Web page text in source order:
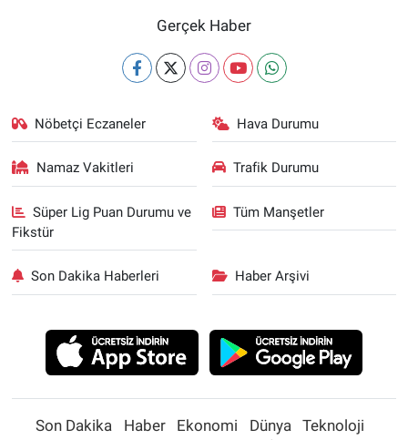
Gerçek Haber
Nöbetçi Eczaneler Hava Durumu
Namaz Vakitleri Trafik Durumu
Süper Lig Puan Durumu ve
Fikstür
Tüm Manşetler
Son Dakika Haberleri Haber Arşivi
Son Dakika Haber Ekonomi Dünya
Teknoloji